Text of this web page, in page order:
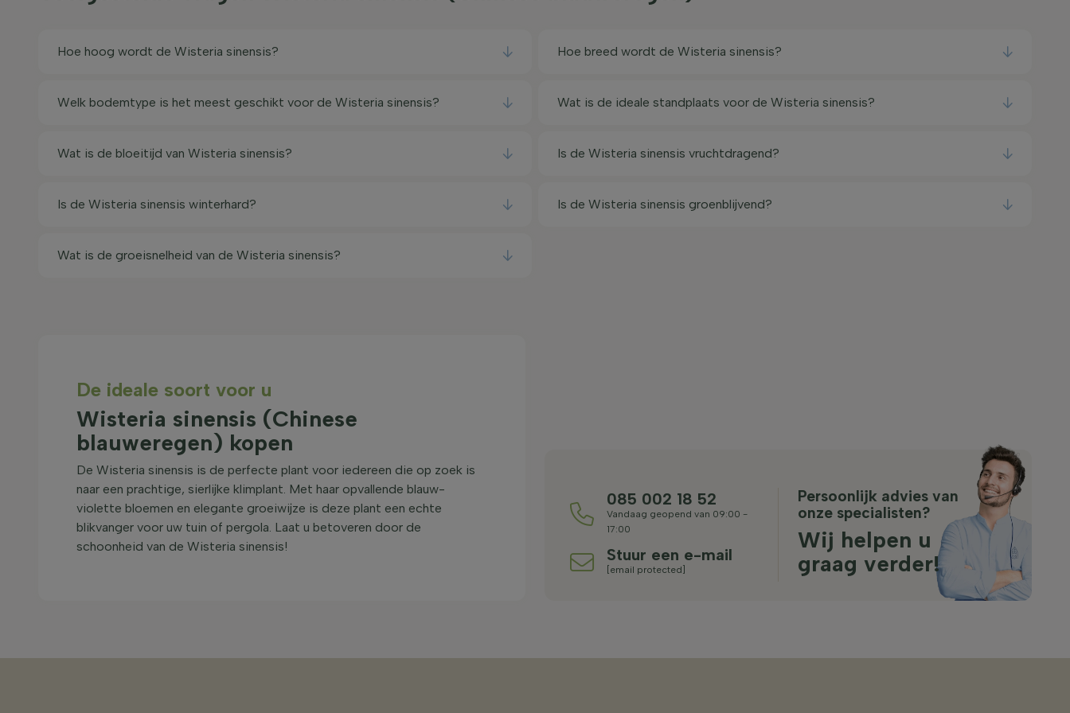
Hoe hoog wordt de Wisteria sinensis? Hoe breed wordt de Wisteria sinensis?
Welk bodemtype is het meest geschikt voor de Wisteria sinensis? Wat is de ideale standplaats voor de Wisteria sinensis?
Wat is de bloeitijd van Wisteria sinensis? Is de Wisteria sinensis vruchtdragend?
Is de Wisteria sinensis winterhard? Is de Wisteria sinensis groenblijvend?
Wat is de groeisnelheid van de Wisteria sinensis?
De ideale soort voor u
Wisteria sinensis (Chinese
blauweregen) kopen
De Wisteria sinensis is de perfecte plant voor iedereen die op zoek is
naar een prachtige, sierlijke klimplant. Met haar opvallende blauw-
violette bloemen en elegante groeiwijze is deze plant een echte
blikvanger voor uw tuin of pergola. Laat u betoveren door de
schoonheid van de Wisteria sinensis!
085 002 18 52
Vandaag geopend van 09:00 -
17:00
Stuur een e-mail
[email protected]
Persoonlijk advies van
onze specialisten?
Wij helpen u
graag verder!